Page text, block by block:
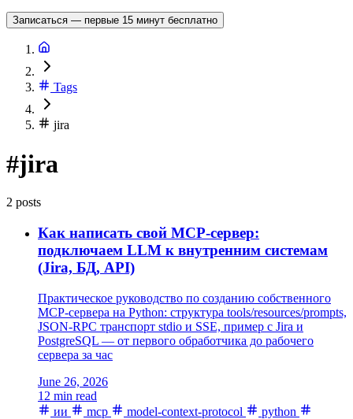
Записаться — первые 15 минут бесплатно
Tags
jira
#jira
2 posts
Как написать свой MCP-сервер:
подключаем LLM к внутренним системам
(Jira, БД, API)
Практическое руководство по созданию собственного
MCP-сервера на Python: структура tools/resources/prompts,
JSON-RPC транспорт stdio и SSE, пример с Jira и
PostgreSQL — от первого обработчика до рабочего
сервера за час
June 26, 2026
12 min read
ии
mcp model-context-protocol
python